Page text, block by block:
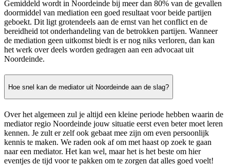
Gemiddeld wordt in Noordeinde bij meer dan 80% van de gevallen
doormiddel van mediation een goed resultaat voor beide partijen
geboekt. Dit ligt grotendeels aan de ernst van het conflict en de
bereidheid tot onderhandeling van de betrokken partijen. Wanneer
de mediation geen uitkomst biedt is er nog niks verloren, dan kan
het werk over deels worden gedragen aan een advocaat uit
Noordeinde.
Hoe snel kan de mediator uit Noordeinde aan de slag?
Over het algemeen zul je altijd een kleine periode hebben waarin de
mediator regio Noordeinde jouw situatie eerst even beter moet leren
kennen. Je zult er zelf ook gebaat mee zijn om even persoonlijk
kennis te maken. We raden ook af om met haast op zoek te gaan
naar een mediator. Het kan wel, maar het is het beste om hier
eventjes de tijd voor te pakken om te zorgen dat alles goed voelt!